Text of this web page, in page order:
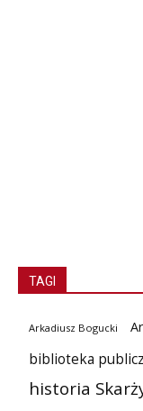
TAGI
Arkadiusz Bogucki
biblioteka
historia